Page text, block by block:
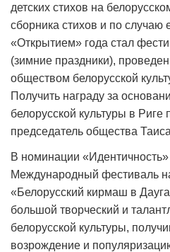
детских стихов на
сборника стихов и по случаю
«Открытием» года стал
(зимние праздники),
обществом белорусской
Получить награду за
белорусской культуры в Риге
председатель общества
В номинации
Международный фестиваль
«Белорусский кирмаш в
большой творческий и
белорусской культуры,
возрождение и